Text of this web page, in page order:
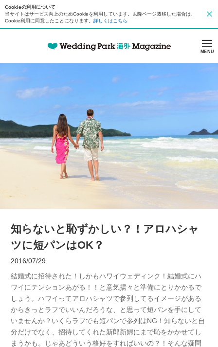
Cookieの利用について
当サイトはサービス向上のためCookieを利用しています。以降ページ遷移した場合は、
Cookie利用に同意したことになります。 詳しくはこちら
MENU
知らないと恥ずかしい？！アロハシャ
ツに短パンはOK？
2016/07/29
結婚式に招待された！しかもハワイウェディンク！結婚式にハ
ワイにテンションあがる！！と意気揚々と準備にとりかかるで
しょう。ハワイってアロハシャツで参列してるイメージがある
からきっとラフでいいんだろうな、と思って短パンを手にして
いませんか？いくらラフでも短パンで参列はNG！知らないと自
分だけでなく、招待してくれた新郎新婦にまで恥をかかせてし
まうかも。じゃあどういう格好をすればいいの？！そんな疑問